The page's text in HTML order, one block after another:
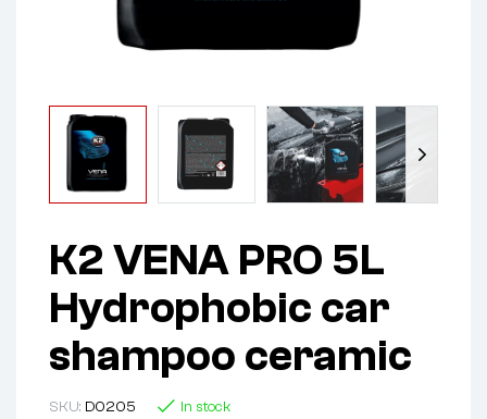
K2 VENA PRO 5L
Hydrophobic car
shampoo ceramic
SKU: D0205 In stock